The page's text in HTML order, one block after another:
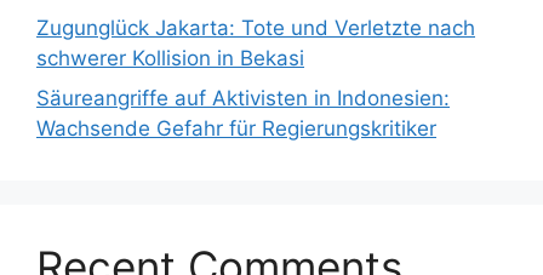
Zugunglück Jakarta: Tote und Verletzte nach
schwerer Kollision in Bekasi
Säureangriffe auf Aktivisten in Indonesien:
Wachsende Gefahr für Regierungskritiker